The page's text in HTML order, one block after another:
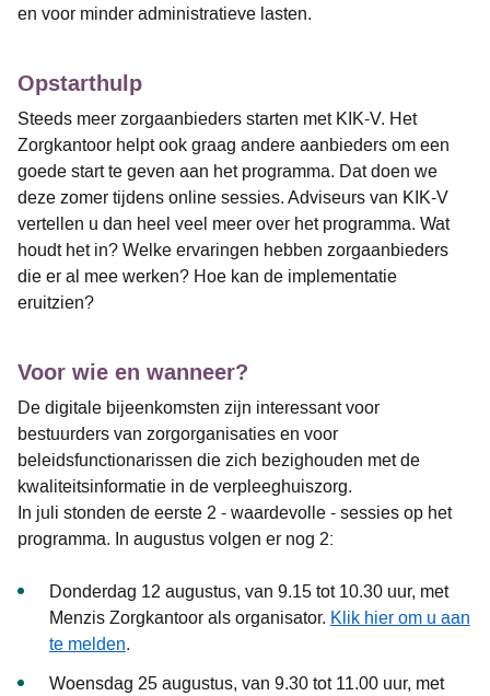
en voor minder administratieve lasten.
Opstarthulp
Steeds meer zorgaanbieders starten met KIK-V. Het
Zorgkantoor helpt ook graag andere aanbieders om een
goede start te geven aan het programma. Dat doen we
deze zomer tijdens online sessies. Adviseurs van KIK-V
vertellen u dan heel veel meer over het programma. Wat
houdt het in? Welke ervaringen hebben zorgaanbieders
die er al mee werken? Hoe kan de implementatie
eruitzien?
Voor wie en wanneer?
De digitale bijeenkomsten zijn interessant voor
bestuurders van zorgorganisaties en voor
beleidsfunctionarissen die zich bezighouden met de
kwaliteitsinformatie in de verpleeghuiszorg.
In juli stonden de eerste 2 - waardevolle - sessies op het
programma. In augustus volgen er nog 2:
Donderdag 12 augustus, van 9.15 tot 10.30 uur, met
Menzis Zorgkantoor als organisator. Klik hier om u aan
te melden.
Woensdag 25 augustus, van 9.30 tot 11.00 uur, met